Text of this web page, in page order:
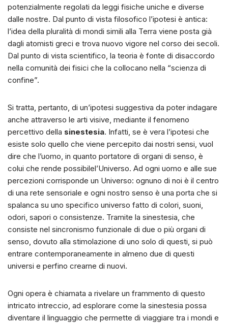
potenzialmente regolati da leggi fisiche uniche e diverse
dalle nostre. Dal punto di vista filosofico l’ipotesi è antica:
l’idea della pluralità di mondi simili alla Terra viene posta già
dagli atomisti greci e trova nuovo vigore nel corso dei secoli.
Dal punto di vista scientifico, la teoria è fonte di disaccordo
nella comunità dei fisici che la collocano nella “scienza di
confine”.
Si tratta, pertanto, di un’ipotesi suggestiva da poter indagare
anche attraverso le arti visive, mediante il fenomeno
percettivo della sinestesia. Infatti, se è vera l’ipotesi che
esiste solo quello che viene percepito dai nostri sensi, vuol
dire che l’uomo, in quanto portatore di organi di senso, è
colui che rende possibilel’Universo. Ad ogni uomo e alle sue
percezioni corrisponde un Universo: ognuno di noi è il centro
di una rete sensoriale e ogni nostro senso è una porta che si
spalanca su uno specifico universo fatto di colori, suoni,
odori, sapori o consistenze. Tramite la sinestesia, che
consiste nel sincronismo funzionale di due o più organi di
senso, dovuto alla stimolazione di uno solo di questi, si può
entrare contemporaneamente in almeno due di questi
universi e perfino crearne di nuovi.
Ogni opera è chiamata a rivelare un frammento di questo
intricato intreccio, ad esplorare come la sinestesia possa
diventare il linguaggio che permette di viaggiare tra i mondi e